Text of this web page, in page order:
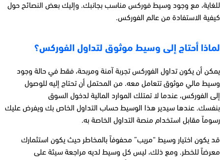
للغاية، مع وجود وسيط فوركس مناسب بجانبك. وإليك بعض النصائح حول
كيفية الاستفادة من عالم الفوركس.
لماذا أحتاج إلى وسيط موثوق لتداول الفوركس؟
يمكن أن يكون تداول الفوركس تجربة آمنة ومربحة، فقط في حالة وجود
وسيط مالي موثوق تتعامل معه. من المحتمل أن تحتاج إليه للوصول
إلى الفوركس، عندما لا تمتلك الموارد المالية لدخول السوق
بنفسك. عندها سيدير ​​هذا الوسيط حساب التداول الخاص بك ويفرض عليك
رسوماً مقابل استخدام منصة التداول الخاصة به.
قد يكون اختيار وسيط “مريب” محفوفاً بالمخاطر حيث يكون استثمارك
معرضاً للخطر. ومع ذلك، ليس كل وسيط لديه مراجعة سيئة على